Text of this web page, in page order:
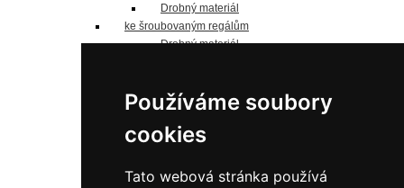
Používáme soubory
cookies
Tato webová stránka používá
Drobný materiál
ke šroubovaným regálům
Drobný materiál
Oboustranné sloupky
náhradní police
do 125 kg/polici